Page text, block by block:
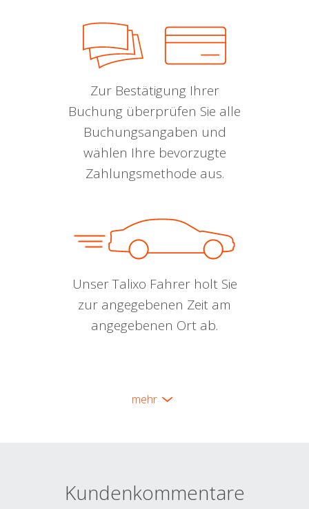
Zur Bestätigung Ihrer
Buchung überprüfen Sie alle
Buchungsangaben und
wählen Ihre bevorzugte
Zahlungsmethode aus.
Unser Talixo Fahrer holt Sie
zur angegebenen Zeit am
angegebenen Ort ab.
mehr
Kundenkommentare